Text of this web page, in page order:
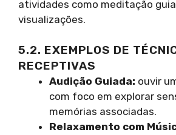
atividades como meditação
visualizações.
5.2. EXEMPLOS DE
RECEPTIVAS
Audição Guiada: ouvir
com foco em explorar
memórias associadas.
Relaxamento com